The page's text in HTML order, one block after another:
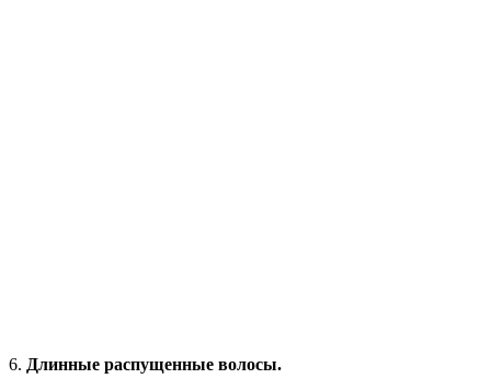
6. Длинные распущенные волосы.